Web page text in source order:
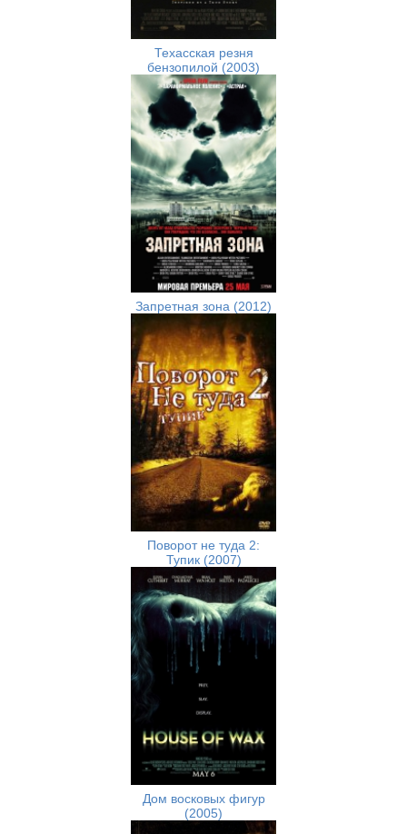
Техасская резня
бензопилой (2003)
Запретная зона (2012)
Поворот не туда 2:
Тупик (2007)
Дом восковых фигур
(2005)